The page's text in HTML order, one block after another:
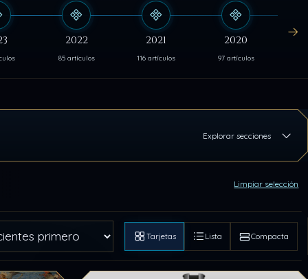
2022
85 artículos
2021
116 artículos
2020
97 artículos
Explorar secciones
Limpiar selección
Tarjetas Lista Compacta